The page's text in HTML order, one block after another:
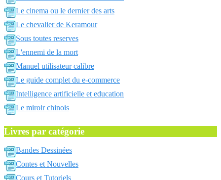
Le cinema ou le dernier des arts
Le chevalier de Keramour
Sous toutes reserves
L'ennemi de la mort
Manuel utilisateur calibre
Le guide complet du e-commerce
Intelligence artificielle et education
Le miroir chinois
Livres par catégorie
Bandes Dessinées
Contes et Nouvelles
Cours et Tutoriels